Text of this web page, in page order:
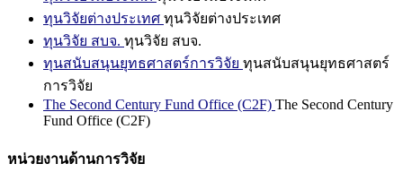
ทุนวิจัยต่างประเทศ ทุนวิจัยต่างประเทศ
ทุนวิจัย สบจ. ทุนวิจัย สบจ.
ทุนสนับสนุนยุทธศาสตร์การวิจัย ทุนสนับสนุนยุทธศาสตร์
การวิจัย
The Second Century Fund Office (C2F) The Second Century
Fund Office (C2F)
หน่วยงานด้านการวิจัย